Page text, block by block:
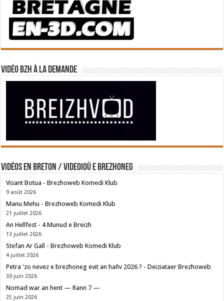
Vidéo BZH à la demande
Vidéos en breton / Videoioù e brezhoneg
Visant Botua - Brezhoweb Komedi Klub
9 août 2026
Manu Mehu - Brezhoweb Komedi Klub
21 juillet 2026
An Hellfest - 4 Munud e Breizh
13 juillet 2026
Stefan Ar Gall - Brezhoweb Komedi Klub
4 juillet 2026
Petra 'zo nevez e brezhoneg evit an hañv 2026 ? - Deiziataer Brezhoweb
30 juin 2026
Nomad war an hent — Rann 7 —
25 juin 2026